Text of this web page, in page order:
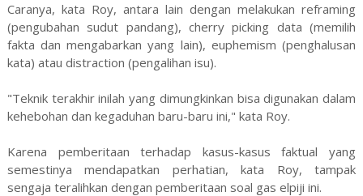
Caranya, kata Roy, antara lain dengan melakukan reframing
(pengubahan sudut pandang), cherry picking data (memilih
fakta dan mengabarkan yang lain), euphemism (penghalusan
kata) atau distraction (pengalihan isu).
"Teknik terakhir inilah yang dimungkinkan bisa digunakan dalam
kehebohan dan kegaduhan baru-baru ini," kata Roy.
Karena pemberitaan terhadap kasus-kasus faktual yang
semestinya mendapatkan perhatian, kata Roy, tampak
sengaja teralihkan dengan pemberitaan soal gas elpiji ini.